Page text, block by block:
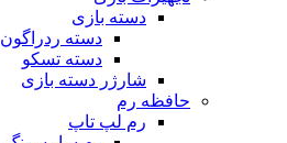
دسته بازی
دسته ردراگون
دسته تسکو
شارژر دسته بازی
حافظه رم
رم لپ تاپ